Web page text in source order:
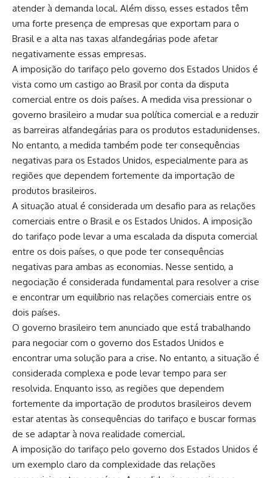
atender à demanda local. Além disso, esses estados têm
uma forte presença de empresas que exportam para o
Brasil e a alta nas taxas alfandegárias pode afetar
negativamente essas empresas.
A imposição do tarifaço pelo governo dos Estados Unidos é
vista como um castigo ao Brasil por conta da disputa
comercial entre os dois países. A medida visa pressionar o
governo brasileiro a mudar sua política comercial e a reduzir
as barreiras alfandegárias para os produtos estadunidenses.
No entanto, a medida também pode ter consequências
negativas para os Estados Unidos, especialmente para as
regiões que dependem fortemente da importação de
produtos brasileiros.
A situação atual é considerada um desafio para as relações
comerciais entre o Brasil e os Estados Unidos. A imposição
do tarifaço pode levar a uma escalada da disputa comercial
entre os dois países, o que pode ter consequências
negativas para ambas as economias. Nesse sentido, a
negociação é considerada fundamental para resolver a crise
e encontrar um equilíbrio nas relações comerciais entre os
dois países.
O governo brasileiro tem anunciado que está trabalhando
para negociar com o governo dos Estados Unidos e
encontrar uma solução para a crise. No entanto, a situação é
considerada complexa e pode levar tempo para ser
resolvida. Enquanto isso, as regiões que dependem
fortemente da importação de produtos brasileiros devem
estar atentas às consequências do tarifaço e buscar formas
de se adaptar à nova realidade comercial.
A imposição do tarifaço pelo governo dos Estados Unidos é
um exemplo claro da complexidade das relações